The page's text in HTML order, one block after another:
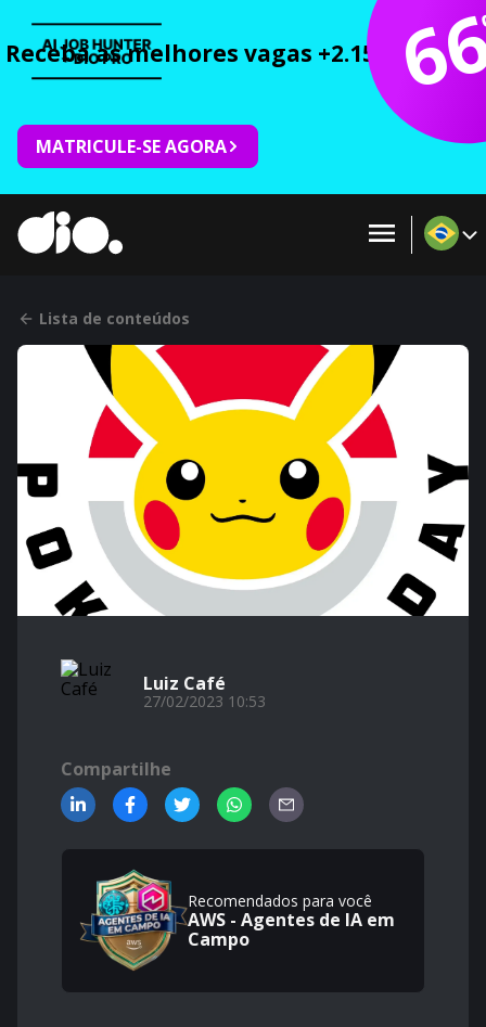
Receba as melhores vagas +2.150 cursos
MATRICULE-SE AGORA
Lista de conteúdos
Luiz Café
27/02/2023 10:53
Compartilhe
Recomendados para você
AWS - Agentes de IA em
Campo